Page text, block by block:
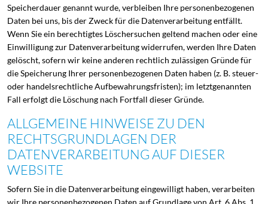
Speicherdauer genannt wurde, verbleiben Ihre personenbezogenen
Daten bei uns, bis der Zweck für die Datenverarbeitung entfällt.
Wenn Sie ein berechtigtes Löschersuchen geltend machen oder eine
Einwilligung zur Datenverarbeitung widerrufen, werden Ihre Daten
gelöscht, sofern wir keine anderen rechtlich zulässigen Gründe für
die Speicherung Ihrer personenbezogenen Daten haben (z. B. steuer-
oder handelsrechtliche Aufbewahrungsfristen); im letztgenannten
Fall erfolgt die Löschung nach Fortfall dieser Gründe.
ALLGEMEINE HINWEISE ZU DEN
RECHTSGRUNDLAGEN DER
DATENVERARBEITUNG AUF DIESER
WEBSITE
Sofern Sie in die Datenverarbeitung eingewilligt haben, verarbeiten